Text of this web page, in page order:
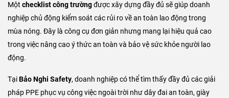
Một checklist công trườngđược xây dựng đầy đủ sẽ giúp doanh
nghiệp chủ động kiểm soát các rủi ro về an toàn lao động trong
mùa nóng. Đây là công cụ đơn giản nhưng mang lại hiệu quả cao
trong việc nâng cao ý thức an toàn và bảo vệ sức khỏe người lao
động.
TạiBảo Nghi Safety, doanh nghiệp có thể tìm thấy đầy đủ các giải
pháp PPE phục vụ công việc ngoài trời như dây đai an toàn, giày